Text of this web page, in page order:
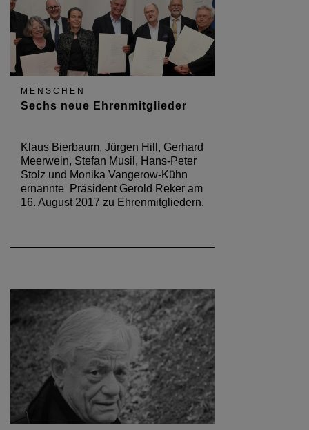
MENSCHEN
Sechs neue Ehrenmitglieder
Klaus Bierbaum, Jürgen Hill, Gerhard
Meerwein, Stefan Musil, Hans-Peter
Stolz und Monika Vangerow-Kühn
ernannte Präsident Gerold Reker am
16. August 2017 zu Ehrenmitgliedern.